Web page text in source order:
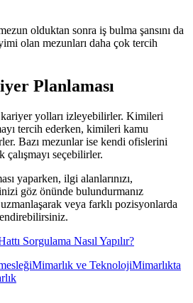
olduktan sonra iş bulma şansını da
olan mezunları daha çok tercih
Planlaması
kariyer yolları izleyebilirler. Kimileri
tercih ederken, kimileri kamu
Bazı mezunlar ise kendi ofislerini
çalışmayı seçebilirler.
yaparken, ilgi alanlarınızı,
göz önünde bulundurmanız
veya farklı pozisyonlarda
Sorgulama Nasıl Yapılır?
Mimarlık ve TeknolojiMimarlıkta